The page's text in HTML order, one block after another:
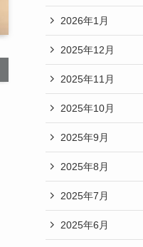
2026年1月
2025年12月
2025年11月
2025年10月
2025年9月
2025年8月
2025年7月
2025年6月